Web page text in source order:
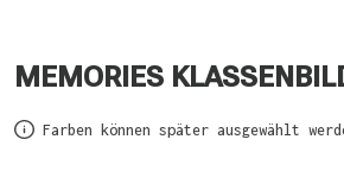
MEMORIES
Farben können später ausgewählt